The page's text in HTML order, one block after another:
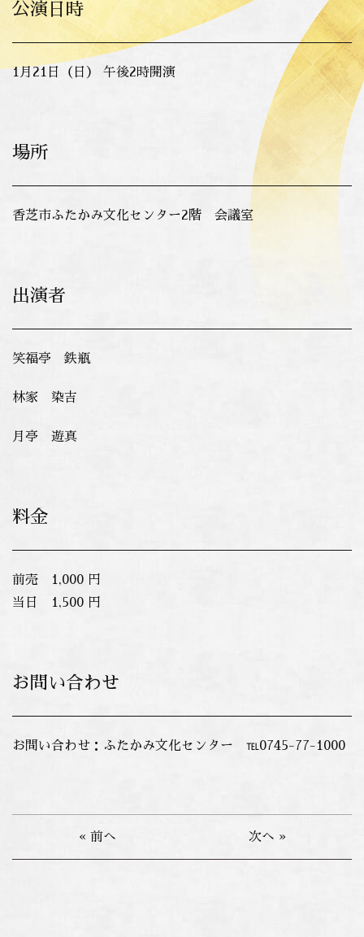
公演日時
1月21日（日） 午後2時開演
場所
香芝市ふたかみ文化センター2階 会議室
出演者
笑福亭 鉄瓶
林家 染吉
月亭 遊真
料金
前売 1,000 円
当日 1,500 円
お問い合わせ
お問い合わせ：ふたかみ文化センター ℡0745-77-1000
« 前へ 次へ »